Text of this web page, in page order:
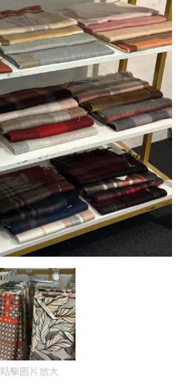
點擊圖片放大